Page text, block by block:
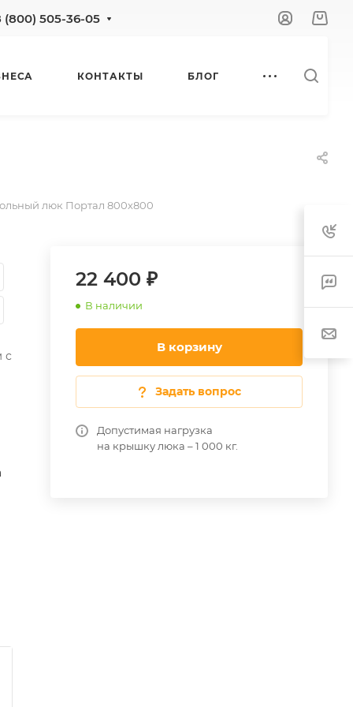
(800) 505-36-05
КОНТАКТЫ БЛОГ
люк Портал 800х800
22 400 ₽
В наличии
В корзину
Задать вопрос
Допустимая нагрузка
на крышку люка – 1 000 кг.
с